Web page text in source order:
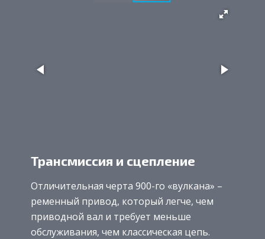
Трансмиссия и сцепление
Отличительная черта 900-го «вулкана» –
ременный привод, который легче, чем
приводной вал и требует меньше
обслуживания, чем классическая цепь.